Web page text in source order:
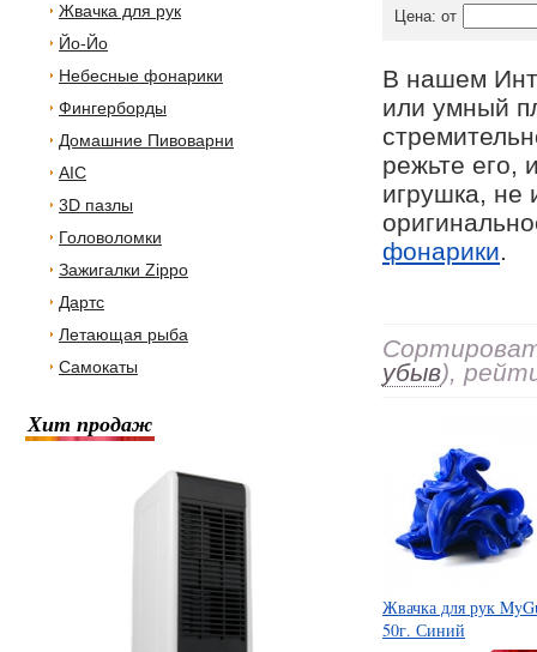
Жвачка для рук
Йо-Йо
Небесные фонарики
Фингерборды
Домашние Пивоварни
AIC
3D пазлы
Головоломки
Зажигалки Zippo
Дартс
Летающая рыба
Самокаты
Хит продаж
Цена: от
В нашем
или умный
режьте его,
игрушка, не
фонарики.
убыв),
Жвачка для рук
50г. Синий